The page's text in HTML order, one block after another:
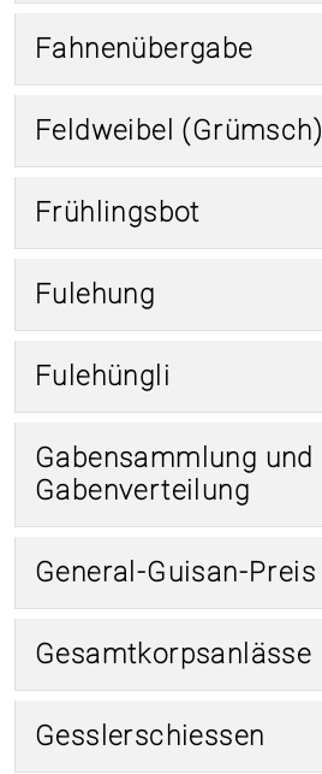
Fahnenübergabe
Feldweibel (Grümsch)
Frühlingsbot
Fulehung
Fulehüngli
Gabensammlung und
Gabenverteilung
General-Guisan-Preis
Gesamtkorpsanlässe
Gesslerschiessen